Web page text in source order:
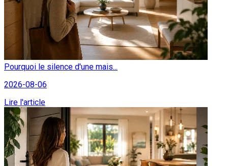
Pourquoi le silence d'une mais...
2026-08-06
Lire l'article